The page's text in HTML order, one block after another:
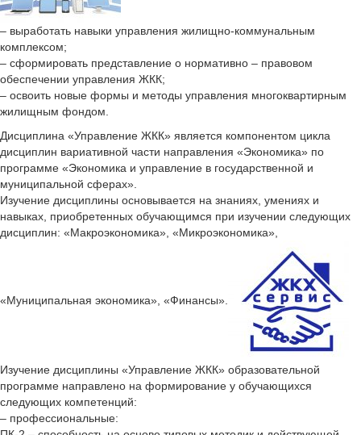
– выработать навыки управления жилищно-коммунальным
комплексом;
– сформировать представление о нормативно – правовом
обеспечении управления ЖКК;
– освоить новые формы и методы управления многоквартирным
жилищным фондом.
Дисциплина «Управление ЖКК» является компонентом цикла
дисциплин вариативной части направления «Экономика» по
программе «Экономика и управление в государственной и
муниципальной сферах».
Изучение дисциплины основывается на знаниях, умениях и
навыках, приобретенных обучающимся при изучении следующих
дисциплин: «Макроэкономика», «Микроэкономика»,
«Муниципальная экономика», «Финансы».
Изучение дисциплины «Управление ЖКК» образовательной
программе направлено на формирование у обучающихся
следующих компетенций:
– профессиональные: